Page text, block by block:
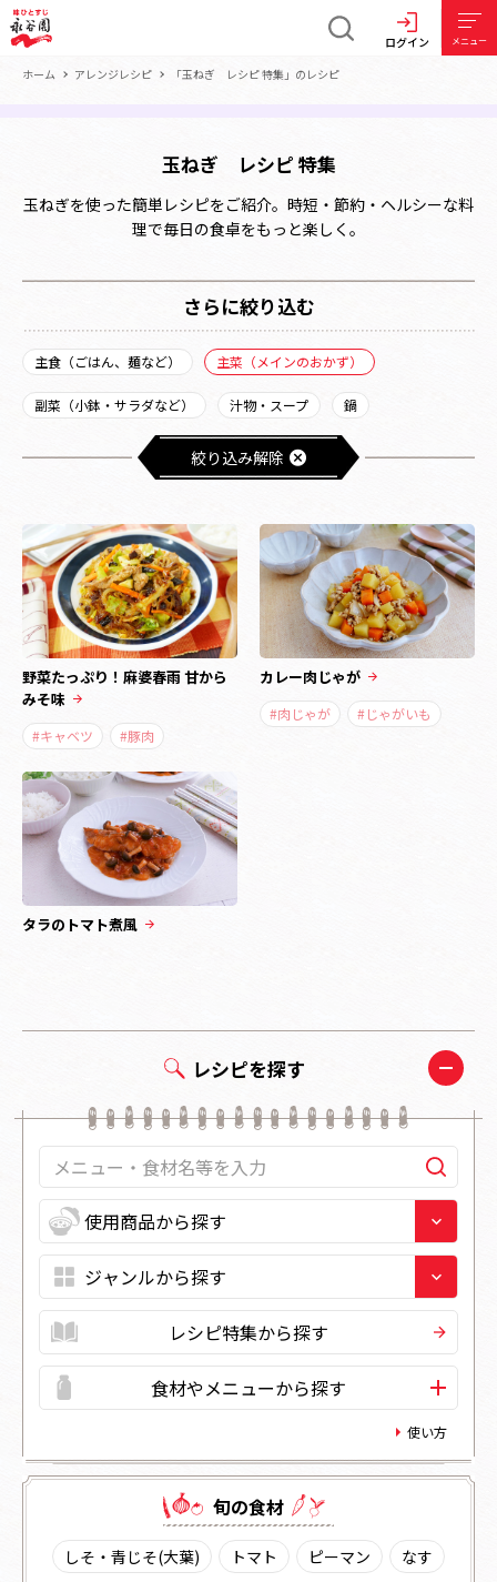
ログイン メニュー
ホーム アレンジレシピ 「玉ねぎ レシピ 特集」のレシピ
玉ねぎ レシピ 特集
玉ねぎを使った簡単レシピをご紹介。時短・節約・ヘルシーな料
理で毎日の食卓をもっと楽しく。
さらに絞り込む
主食（ごはん、麺など） 主菜（メインのおかず）
副菜（小鉢・サラダなど） 汁物・スープ 鍋
絞り込み解除
野菜たっぷり！麻婆春雨 甘から
みそ味
#キャベツ #豚肉
カレー肉じゃが
#肉じゃが #じゃがいも
タラのトマト煮風
レシピを探す
レシピ特集から探す
食材やメニューから探す
使い方
旬の⾷材
しそ・青じそ(大葉) トマト ピーマン
なす